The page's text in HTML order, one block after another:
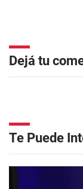
Dejá tu
Te Puede